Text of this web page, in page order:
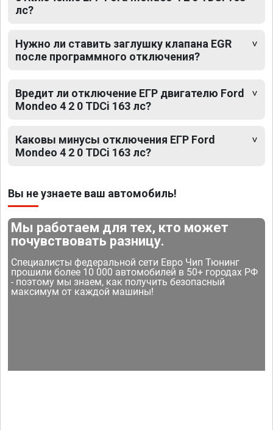
лс?
Нужно ли ставить заглушку клапана EGR
после программного отключения?
Вредит ли отключение ЕГР двигателю Ford
Mondeo 4 2 0 TDCi 163 лс?
Каковы минусы отключения ЕГР Ford
Mondeo 4 2 0 TDCi 163 лс?
Вы не узнаете ваш автомобиль!
Мы работаем для тех, кто может
почувствовать разницу.
Специалисты федеральной сети Евро Чип Тюнинг
прошили более 10 000 автомобилей в 50+ городах РФ
- поэтому мы знаем, как получить безопасный
максимум от каждой машины!